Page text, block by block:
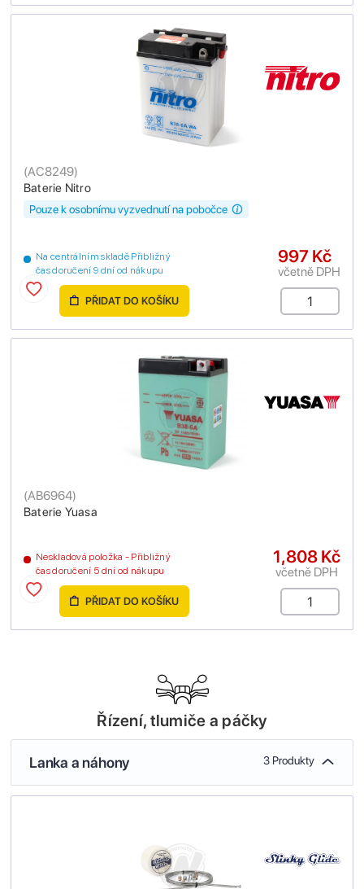
Baterie Nitro
(AC8249)
Na centrálním skladě Přibližný
čas doručení 9 dní od nákupu
Pouze k osobnímu vyzvednutí na pobočce
997 Kč
včetně DPH
PŘIDAT DO KOŠÍKU
Baterie Yuasa
(AB6964)
Neskladová položka - Přibližný
čas doručení 5 dní od nákupu
1,808 Kč
včetně DPH
PŘIDAT DO KOŠÍKU
Řízení, tlumiče a páčky
Lanka a náhony 3 Produkty